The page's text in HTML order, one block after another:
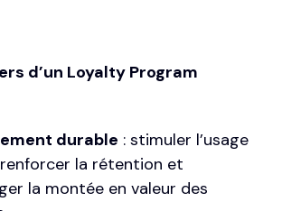
d’un Loyalty Program
durable : stimuler l’usage
la rétention et
la montée en valeur des